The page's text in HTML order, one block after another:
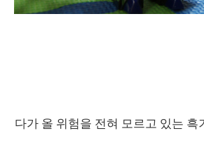
다가 올 위험을 전혀 모르고 있는 흑